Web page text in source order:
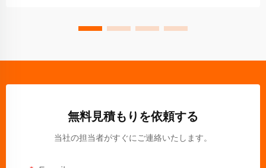
無料見積もりを依頼する
当社の担当者がすぐにご連絡いたします。